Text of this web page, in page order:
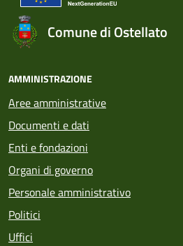
Comune di Ostellato
AMMINISTRAZIONE
Aree amministrative
Documenti e dati
Enti e fondazioni
Organi di governo
Personale amministrativo
Politici
Uffici